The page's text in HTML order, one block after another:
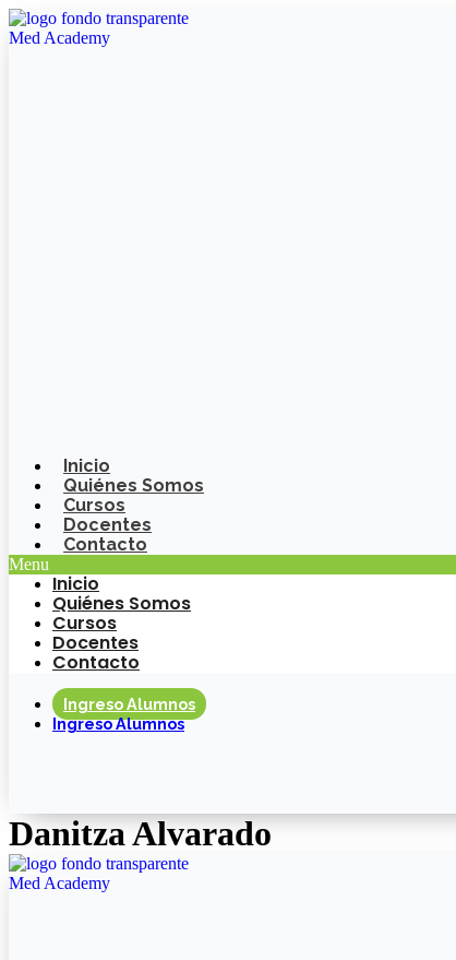
Ir
al
Inicio
Quiénes Somos
Cursos
Docentes
Contacto
Menu
Inicio
Quiénes Somos
Cursos
Docentes
Contacto
Ingreso Alumnos
Ingreso Alumnos
Danitza Alvarado